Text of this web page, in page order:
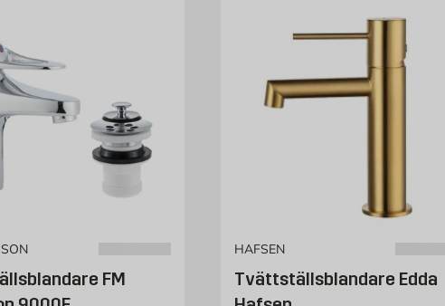
duschblandare
, så att du kan matcha hela
som:
FM
HAFSEN
Tvättställsblandare Edda